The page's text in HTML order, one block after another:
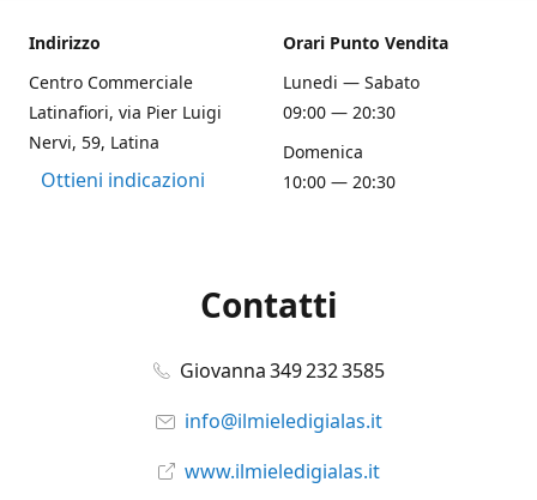
Indirizzo
Centro Commerciale
Latinafiori, via Pier Luigi
Nervi, 59, Latina
Ottieni indicazioni
Orari Punto Vendita
Lunedi — Sabato
09:00 — 20:30
Domenica
10:00 — 20:30
Contatti
Giovanna 349 232 3585
info@ilmieledigialas.it
www.ilmieledigialas.it